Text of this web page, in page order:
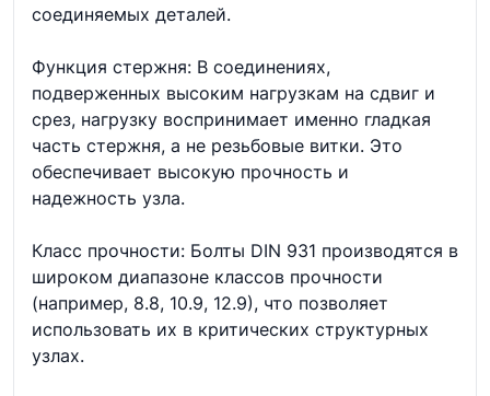
соединяемых деталей.
Функция стержня: В соединениях,
подверженных высоким нагрузкам на сдвиг и
срез, нагрузку воспринимает именно гладкая
часть стержня, а не резьбовые витки. Это
обеспечивает высокую прочность и
надежность узла.
Класс прочности: Болты DIN 931 производятся в
широком диапазоне классов прочности
(например, 8.8, 10.9, 12.9), что позволяет
использовать их в критических структурных
узлах.